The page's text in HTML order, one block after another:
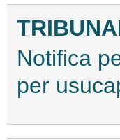
Notifica
per